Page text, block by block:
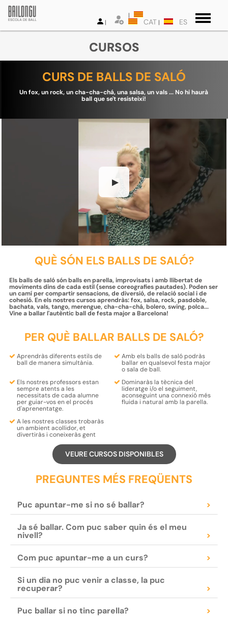
CAT ES
CURSOS
CURS DE BALLS DE SALÓ
Un fox, un rock, un cha-cha-chá, una salsa, un vals ... No hi haurà
ball que se't resisteixi!
▶
QUÈ SÓN ELS BALLS DE SALÓ?
Els balls de saló són balls en parella, improvisats i amb llibertat de
moviments dins de cada estil (sense coreografies pautades). Poden ser
un camí per compartir sensacions, de diversió, de relació social i de
cohesió. En els nostres cursos aprendràs: fox, salsa, rock, pasdoble,
bachata, vals, tango, merengue, cha-cha-chá, bolero, swing, polca...
Vine a ballar l'autèntic ball de festa major a Barcelona!
PER QUÈ BALLAR BALLS DE SALÓ?
Aprendràsdiferents estils de
ball de manera simultània.
Amb els balls de saló podràs
ballar en qualsevol festa major
osala de ball.
Els nostres professors estan
sempre atents a les
necessitats de cada alumne
perguiar-vos en el procés
d'aprenentatge.
Dominaràs la tècnica del
lideratge i/o el seguiment,
aconseguint una connexió més
fluida i natural amb la parella.
A les nostres classes trobaràs
unambient acollidor, et
divertiràs i coneixeràs gent
VEURE CURSOS DISPONIBLES
PREGUNTES MÉS FREQÜENTS
Puc apuntar-me si no sé ballar? >
Ja sé ballar. Com puc saber quin és el meu
nivell? >
Com puc apuntar-me a un curs? >
Si un dia no puc venir a classe, la puc
recuperar? >
Puc ballar si no tinc parella? >